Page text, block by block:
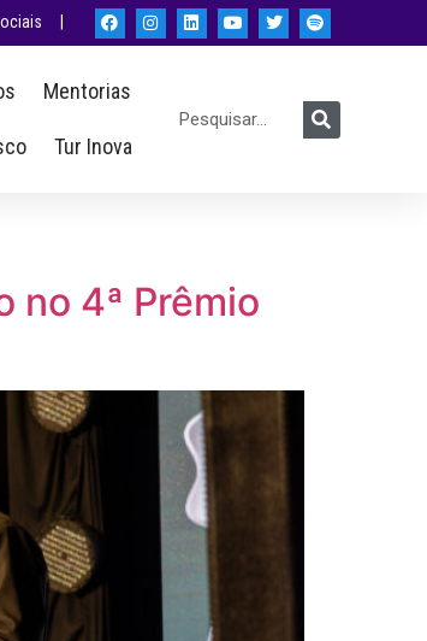
|
Mentorias
Tur Inova
no 4ª Prêmio